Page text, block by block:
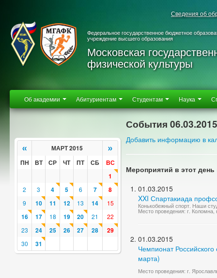
Сведения об
Федеральное государственное бюджетное
учреждение высшего образования
Московская
физической культуры
Об академии Абитуриентам Студентам Наука
« МАРТ 2015 »
ПН ВТ СР ЧТ ПТ СБ
ВС
1
2 3 4 5 6 7 8
9 10 11 12 13 14 15
16 17 18 19 20 21
22
23
24 25 26 27 28 29
30 31
События 06.03.2015
Добавить информацию в
Мероприятий в этот день
01.03.2015
XXI Спартакиада
Конькобежный спорт. Наши
Место проведения: г.
01.03.2015
Чемпионат Российского
марта)
Место проведения: г.